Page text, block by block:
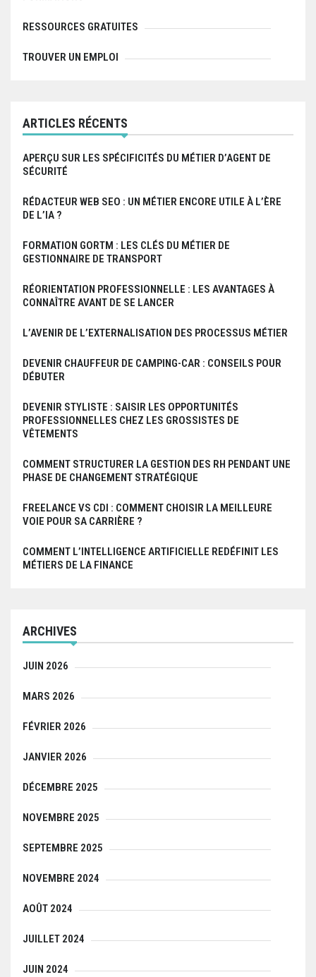
RESSOURCES GRATUITES
TROUVER UN EMPLOI
ARTICLES RÉCENTS
APERÇU SUR LES SPÉCIFICITÉS DU MÉTIER D’AGENT DE
SÉCURITÉ
RÉDACTEUR WEB SEO : UN MÉTIER ENCORE UTILE À L’ÈRE
DE L’IA ?
FORMATION GORTM : LES CLÉS DU MÉTIER DE
GESTIONNAIRE DE TRANSPORT
RÉORIENTATION PROFESSIONNELLE : LES AVANTAGES À
CONNAÎTRE AVANT DE SE LANCER
L’AVENIR DE L’EXTERNALISATION DES PROCESSUS MÉTIER
DEVENIR CHAUFFEUR DE CAMPING-CAR : CONSEILS POUR
DÉBUTER
DEVENIR STYLISTE : SAISIR LES OPPORTUNITÉS
PROFESSIONNELLES CHEZ LES GROSSISTES DE
VÊTEMENTS
COMMENT STRUCTURER LA GESTION DES RH PENDANT UNE
PHASE DE CHANGEMENT STRATÉGIQUE
FREELANCE VS CDI : COMMENT CHOISIR LA MEILLEURE
VOIE POUR SA CARRIÈRE ?
COMMENT L’INTELLIGENCE ARTIFICIELLE REDÉFINIT LES
MÉTIERS DE LA FINANCE
ARCHIVES
JUIN 2026
MARS 2026
FÉVRIER 2026
JANVIER 2026
DÉCEMBRE 2025
NOVEMBRE 2025
SEPTEMBRE 2025
NOVEMBRE 2024
AOÛT 2024
JUILLET 2024
JUIN 2024